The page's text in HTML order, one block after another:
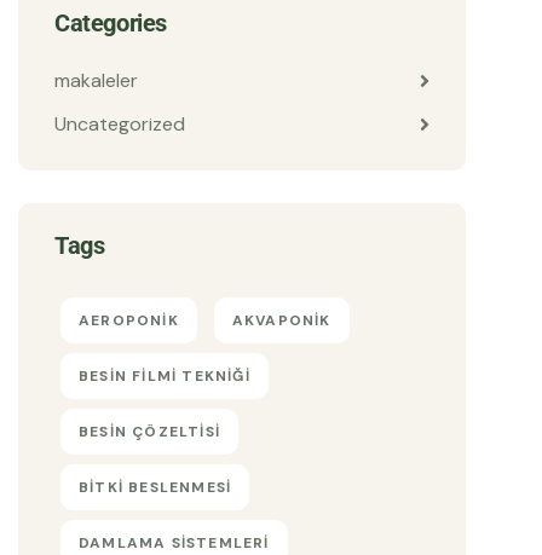
Categories
makaleler
Uncategorized
Tags
AEROPONIK AKVAPONIK
BESIN FILMI TEKNIĞI
BESIN ÇÖZELTISI
BITKI BESLENMESI
DAMLAMA SISTEMLERI